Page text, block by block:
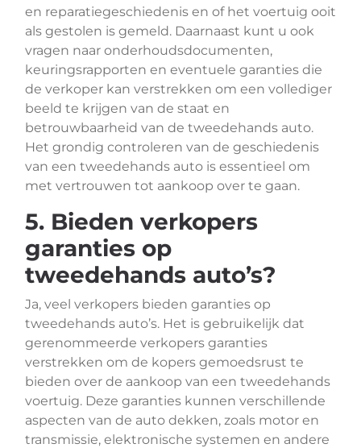
en reparatiegeschiedenis en of het voertuig ooit
als gestolen is gemeld. Daarnaast kunt u ook
vragen naar onderhoudsdocumenten,
keuringsrapporten en eventuele garanties die
de verkoper kan verstrekken om een vollediger
beeld te krijgen van de staat en
betrouwbaarheid van de tweedehands auto.
Het grondig controleren van de geschiedenis
van een tweedehands auto is essentieel om
met vertrouwen tot aankoop over te gaan.
5. Bieden verkopers
garanties op
tweedehands auto’s?
Ja, veel verkopers bieden garanties op
tweedehands auto’s. Het is gebruikelijk dat
gerenommeerde verkopers garanties
verstrekken om de kopers gemoedsrust te
bieden over de aankoop van een tweedehands
voertuig. Deze garanties kunnen verschillende
aspecten van de auto dekken, zoals motor en
transmissie, elektronische systemen en andere